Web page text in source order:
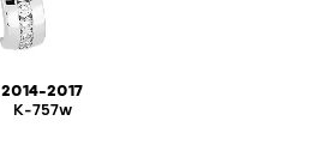
2014-2017
K-757w